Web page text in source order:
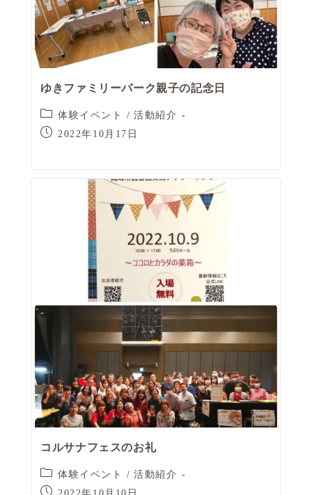
ゆきファミリーパーク親子の記念日
体験イベント / 活動紹介
2022年10月17日
コルサナフェスのお礼
体験イベント / 活動紹介